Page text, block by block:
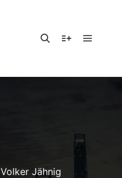
Volker Jähnig